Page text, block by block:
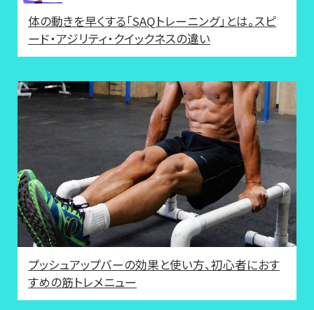
体の動きを早くする「SAQトレーニング」とは。スピ
ード・アジリティ・クイックネスの違い
プッシュアップバーの効果と使い方、初心者におす
すめの筋トレメニュー